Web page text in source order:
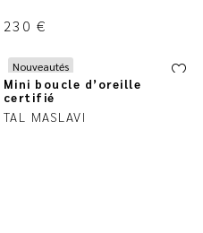
230 €
Nouveautés
Mini boucle d’oreille
certifié
TAL MASLAVI